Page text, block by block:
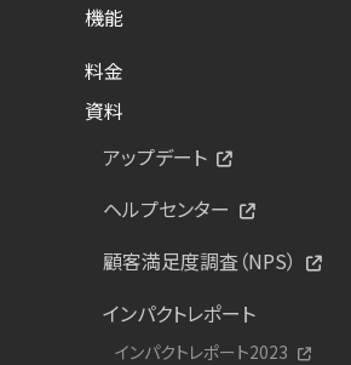
機能
料金
資料
アップデート
ヘルプセンター
顧客満足度調査（NPS）
インパクトレポート
インパクトレポート2023